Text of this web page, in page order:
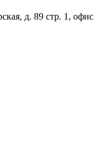
д. 89 стр. 1, офис